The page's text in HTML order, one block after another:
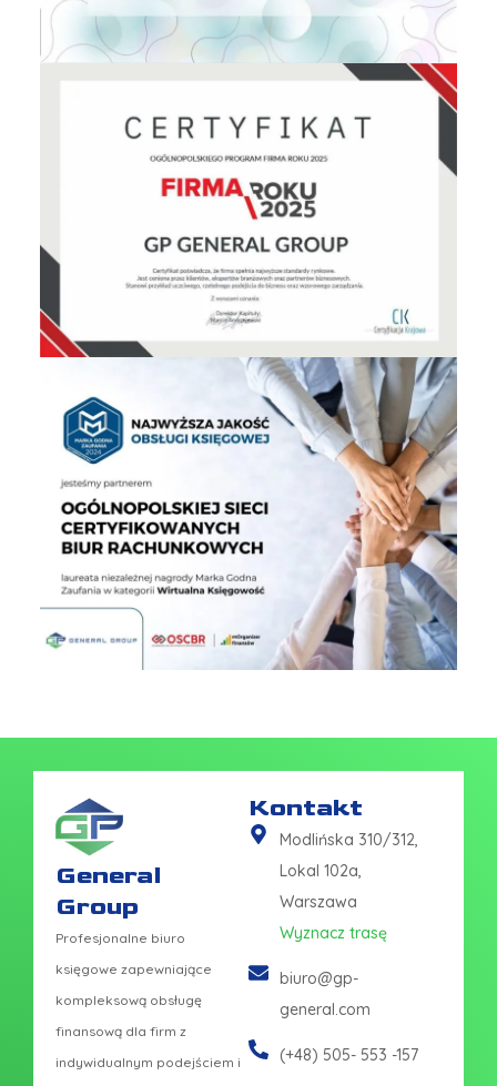
General
Group
Profesjonalne biuro
księgowe zapewniające
kompleksową obsługę
finansową dla firm z
indywidualnym podejściem i
Kontakt
Modlińska 310/312,
Lokal 102a,
Warszawa
Wyznacz trasę
biuro@gp-
general.com
(+48) 505- 553 -157